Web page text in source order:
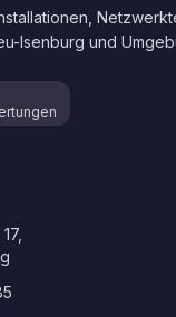
Isenburg und